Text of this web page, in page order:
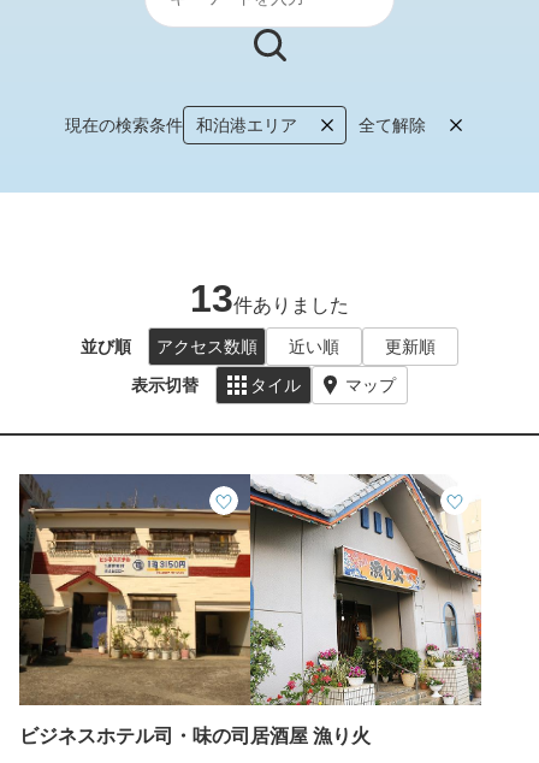
現在の検索条件 和泊港エリア 全て解除
13件ありました
並び順 アクセス数順 近い順
更新順
表示切替
タイル マップ
ビジネスホテル司・味の司 居酒屋 漁り火